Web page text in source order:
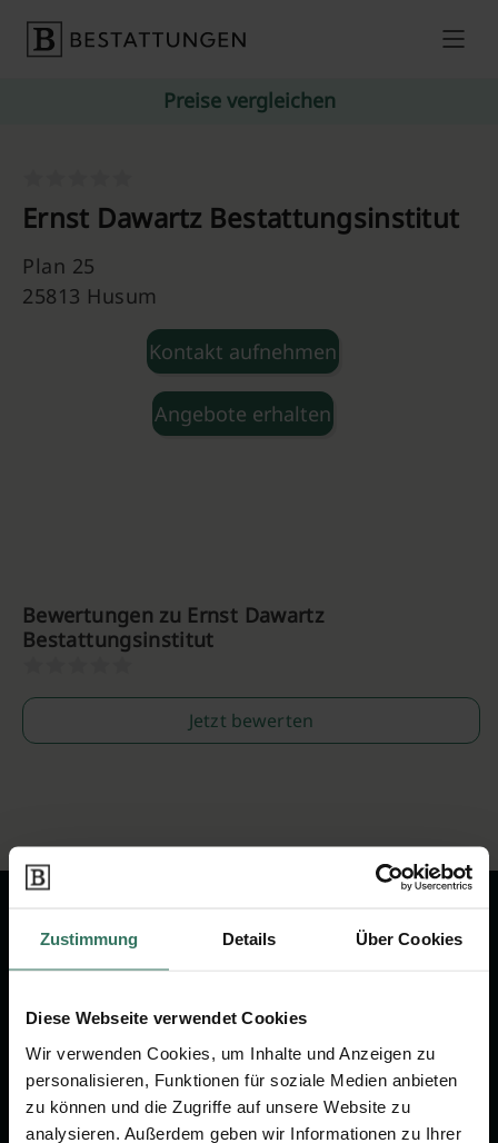
Zustimmung Details Über Cookies
Diese Webseite verwendet Cookies
Wir verwenden Cookies, um Inhalte und Anzeigen zu
personalisieren, Funktionen für soziale Medien anbieten
zu können und die Zugriffe auf unsere Website zu
analysieren. Außerdem geben wir Informationen zu Ihrer
Preise vergleichen
Ernst Dawartz Bestattungsinstitut
Plan 25
25813 Husum
Kontakt aufnehmen
Angebote erhalten
Bewertungen zu Ernst Dawartz
Bestattungsinstitut
Jetzt bewerten
Wir sind Ihr Ansprechpartner rund
um das Thema Bestattung &
Jetzt beraten lassen